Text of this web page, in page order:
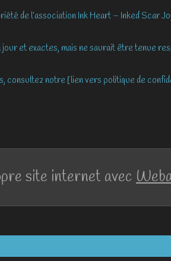
de l’association Ink Heart – Inked Scar
et exactes, mais ne saurait être tenue
consultez notre [lien vers politique de
site internet avec